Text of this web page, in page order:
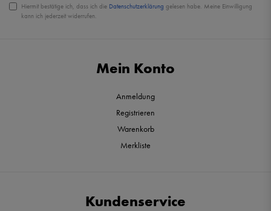
Mein Konto
Anmeldung
Registrieren
Warenkorb
Merkliste
Kundenservice
Hiermit bestätige ich, dass ich die Daten­schutz­erklärung gelesen habe. Meine Einwilligung
kann ich jederzeit widerrufen.